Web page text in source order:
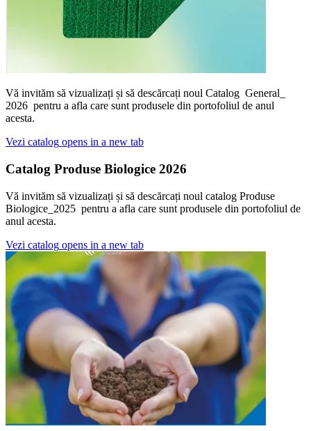
Vă invităm să vizualizați și să descărcați noul Catalog General_
2026 pentru a afla care sunt produsele din portofoliul de anul
acesta.
Vezi catalog opens in a new tab
Catalog Produse Biologice 2026
Vă invităm să vizualizați și să descărcați noul catalog Produse
Biologice_2025 pentru a afla care sunt produsele din portofoliul de
anul acesta.
Vezi catalog opens in a new tab